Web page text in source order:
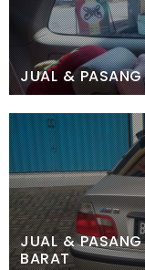
JUAL &
JUAL &
BARAT